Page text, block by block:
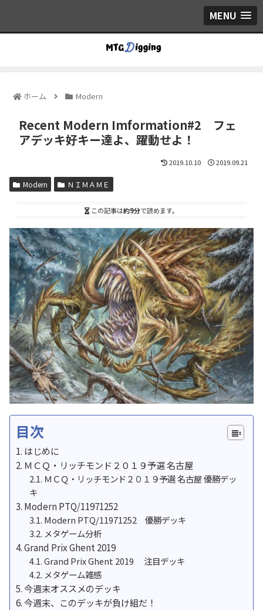
MENU
ホーム Modern
Recent Modern Imformation#2 フェ
アデッキ好キー達よ、躍動せよ！
2019.10.10 2019.09.21
Modern ＮＩＭＡＭＥ
この記事は約9分で読めます。
目次
はじめに
ＭＣＱ・リッチモンド２０１９予選 名古屋
ＭＣＱ・リッチモンド２０１９予選 名古屋 優勝デッ
キ
Modern PTQ/11971252
Modern PTQ/11971252 優勝デッキ
メタゲーム分析
Grand Prix Ghent 2019
Grand Prix Ghent 2019 注目デッキ
メタゲーム雑感
今週末オススメのデッキ
今週末、このデッキが負け組だ！